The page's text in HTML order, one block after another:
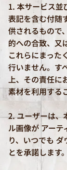
1. 本サービス並
表記を含む付随
供されるもので
的への合致、又
これらにまった
行いません。す
上、その責任に
素材を利用する
2. ユーザーは、
ル画像が アー
り、いつでも
とを承諾します。